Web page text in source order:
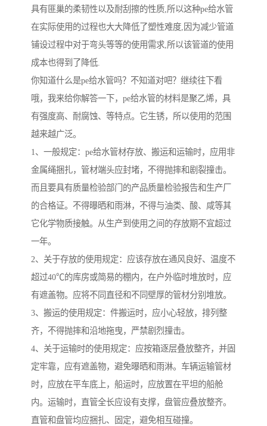
具有匪巢的柔韧性以及耐刮擦的性质,所以这种pe给水管
在实际使用的过程也大大降低了塑性难度,因为减少管道
铺设过程中对于弯头等等的使用需求,所以该管道的使用
成本也得到了降低.
你知道什么是pe给水管吗？不知道对吧？继续往下看
哦，我来给你解答一下，pe给水管的材料是聚乙烯，具
有强度高、耐腐蚀、等特点。它生锈，所以使用的范围
越来越广泛。
1、一般规定：pe给水管材存放、搬运和运输时，应用非
金属绳捆扎，管材端头应封堵，不得抛摔和剧裂撞击。
而且要具有质量检验部门的产品质量检验报告和生产厂
的合格证。不得曝晒和雨淋，不得与油类、酸、咸等其
它化学物质接触。从生产到使用之间的存放期不宜超过
一年。
2、关于存放的使用规定：应该存放在通风良好、温度不
超过40℃的库房或简易的棚内，在户外临时堆放时，应
有遮盖物。应将不同直径和不同壁厚的管材分别堆放。
3、搬运的使用规定：件搬运时，应小心轻放，排列整
齐，不得抛摔和沿地拖曳，严禁剧烈撞击。
4、关于运输时的使用规定：应按箱逐层叠放整齐，并固
定牢靠，应有遮盖物，避免曝晒和雨淋。车辆运输管材
时，应放在平车底上，船运时，应放置在平坦的船舱
内。运输时，直管全长应设有支撑，盘管应叠放整齐。
直管和盘管均应捆扎、固定，避免相互碰撞。